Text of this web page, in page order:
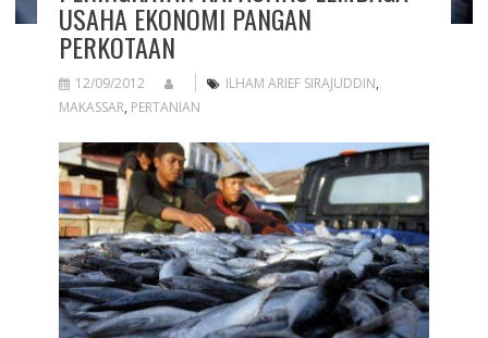
USAHA EKONOMI PANGAN
PERKOTAAN
12/09/2012 ILHAM ARIEF SIRAJUDDIN,
MAKASSAR, PERTANIAN